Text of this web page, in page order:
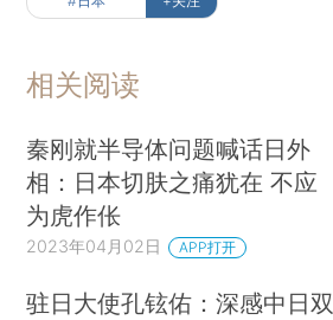
相关阅读
秦刚就半导体问题喊话日外
相：日本切肤之痛犹在 不应
为虎作伥
2023年04月02日 APP打开
驻日大使孔铉佑：深感中日双